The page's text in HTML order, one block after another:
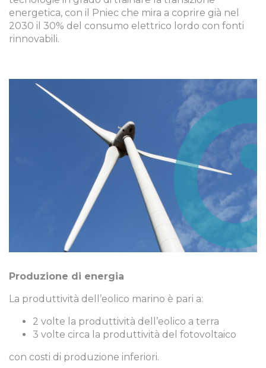
energetica, con il Pniec che mira a coprire già nel
2030 il 30% del consumo elettrico lordo con fonti
rinnovabili.
Produzione di energia
La produttività dell’eolico marino è pari a:
2 volte la produttività dell’eolico a terra
3 volte circa la produttività del fotovoltaico
con costi di produzione inferiori.